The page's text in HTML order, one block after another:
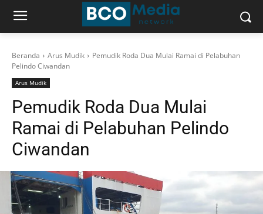
Beranda Arus Mudik
Pemudik Roda Dua Mulai Ramai di Pelabuhan
Pelindo Ciwandan
Arus Mudik
Pemudik Roda Dua Mulai
Ramai di Pelabuhan Pelindo
Ciwandan